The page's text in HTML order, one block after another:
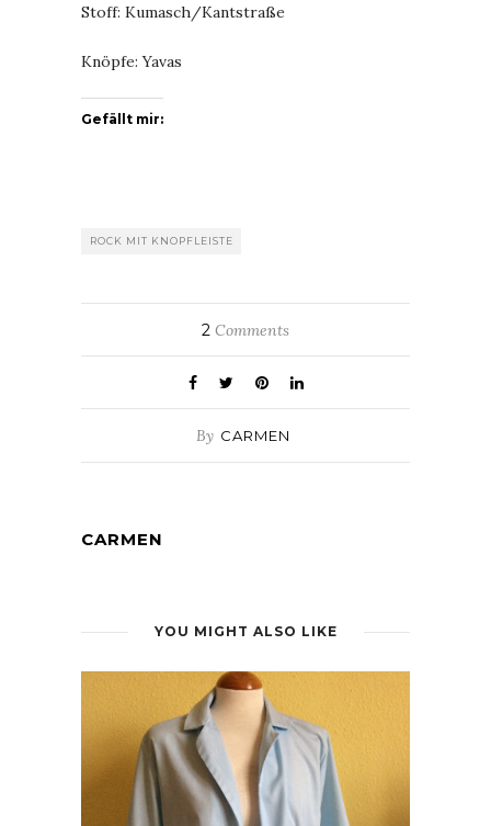
Stoff: Kumasch/Kantstraße
Knöpfe: Yavas
Gefällt mir:
ROCK MIT KNOPFLEISTE
2 Comments
By CARMEN
CARMEN
YOU MIGHT ALSO LIKE